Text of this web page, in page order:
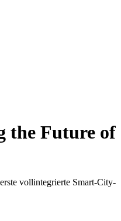
the Future of
vollintegrierte Smart-City-